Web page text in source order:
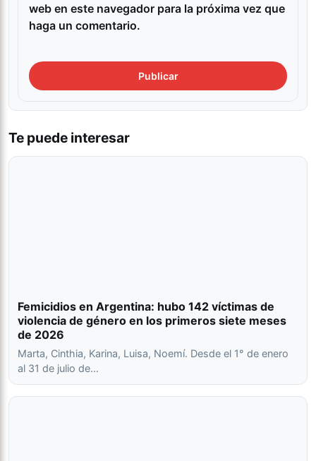
web en este navegador para la próxima vez que
haga un comentario.
Te puede interesar
Femicidios en Argentina: hubo 142 víctimas de
violencia de género en los primeros siete meses
de 2026
Marta, Cinthia, Karina, Luisa, Noemí. Desde el 1° de enero
al 31 de julio de…